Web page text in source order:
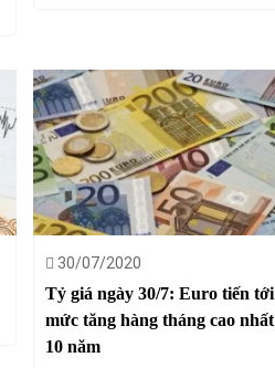
30/07/2020
Tỷ giá ngày 30/7: Euro tiến tới
mức tăng hàng tháng cao nhất
10 năm